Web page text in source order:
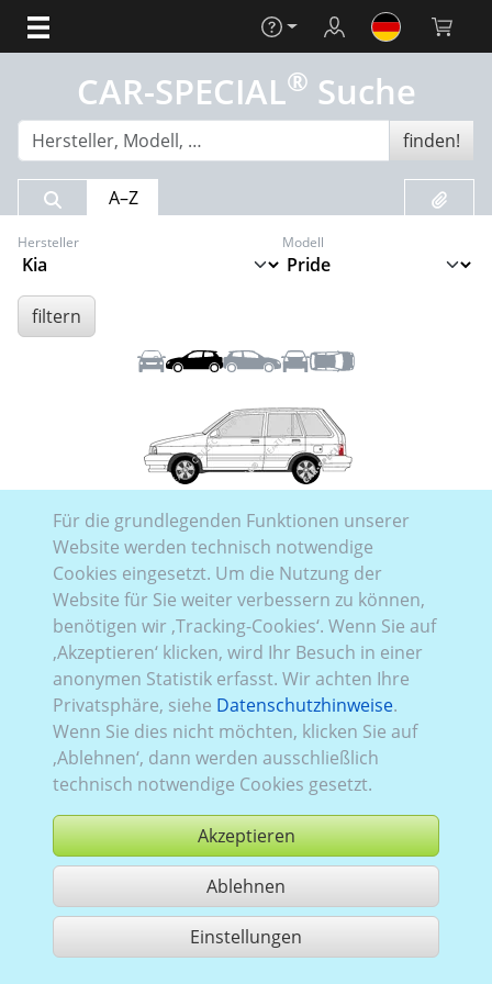
Hilfe Login
CAR-SPECIAL® Suche
finden!
Suchergebnis
A–Z
Hersteller Modell
filtern
FrontLinks RechtsHeckDach
Kia_006: 1986–2000 ,5 Türen
Kia_005:1986–2000,3 Türen
3 Treffer teilen
Für die grundlegenden Funktionen unserer
Website werden technisch notwendige
Cookies eingesetzt. Um die Nutzung der
Website für Sie weiter verbessern zu können,
benötigen wir ‚Tracking-Cookies‘. Wenn Sie auf
‚Akzeptieren‘ klicken, wird Ihr Besuch in einer
anonymen Statistik erfasst. Wir achten Ihre
Privatsphäre, siehe Datenschutzhinweise.
Wenn Sie dies nicht möchten, klicken Sie auf
‚Ablehnen‘, dann werden ausschließlich
technisch notwendige Cookies gesetzt.
Akzeptieren
Ablehnen
Einstellungen